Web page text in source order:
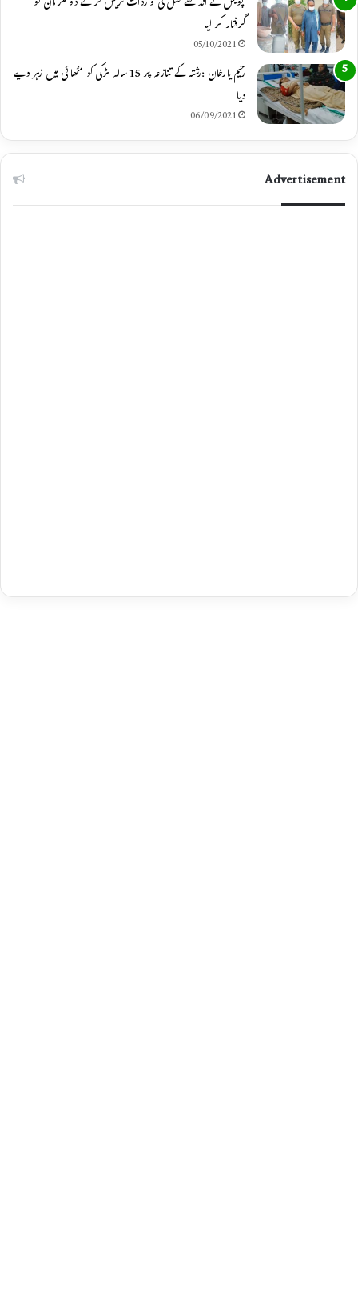
گرفتار کر لیا
05/10/2021
رحیم یارخان :رشتہ کے تنازعہ پر 15 سالہ لڑکی کو مٹھائی میں زہر دیے
دیا
06/09/2021
Advertisement